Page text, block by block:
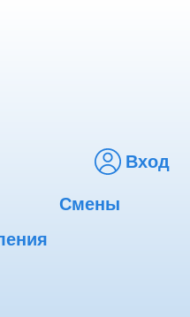
Вход
Смены